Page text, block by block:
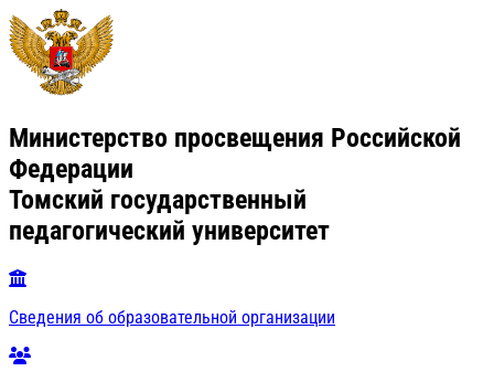
Министерство просвещения Российской
Федерации
Томский государственный
педагогический университет
Сведения об образовательной организации